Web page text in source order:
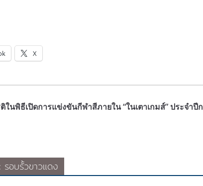
X
ติในพิธีเปิดการแข่งขันกีฬาสีภายใน “ในเตาเกมส์” ประจำปี
รอบรั้วขาวแดง